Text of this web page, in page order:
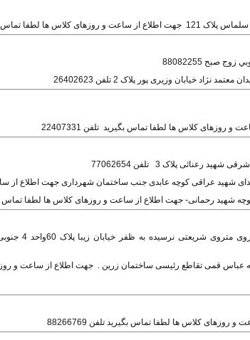
پلاک 121
جهت اطلاع از ساعت و روزهای کلاس ها لطفا تماس بگیرید
88082255
خیابان وزیری پور پلاک 2 تلفن 26402623
شهید عراقی کوچه عابدی جنب ساختمان شهرداری جهت اطلاع از
شهید رحمانی- جهت اطلاع از ساعت و روزهای کلاس ها لطفا تماس بگیرید
خیابان
عباس قمی تقاطع رئیسی ساختمان زرین . جهت اطلاع از ساعت و روزهای
روزهای کلاس ها لطفا تماس بگیرید تلفن 88266769